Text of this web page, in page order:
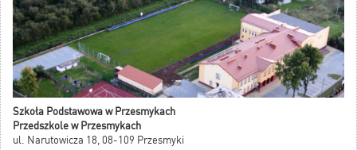
Szkoła Podstawowa w Przesmykach
Przedszkole w Przesmykach
ul. Narutowicza 18, 08-109 Przesmyki